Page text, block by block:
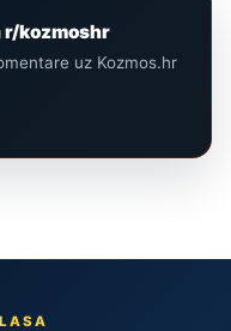
r/kozmoshr
uz Kozmos.hr